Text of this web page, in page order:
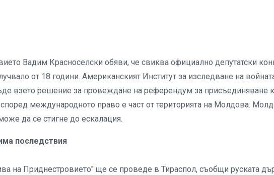
Вадим Красноселски обяви, че свиква официално депутатски
от 18 години. Американският Институт за изследване на
взето решение за провеждане на референдум за присъединяване
според международното право е част от територията на Молдова.
да се стигне до ескалация.
последствия
на Приднестровието" ще се проведе в Тираспол, съобщи руската